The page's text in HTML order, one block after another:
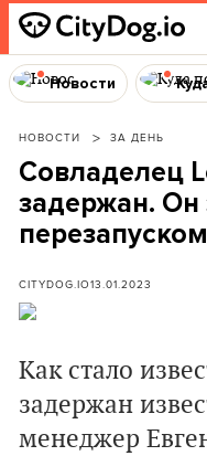
Новости
НОВОСТИ ЗА ДЕНЬ
Совладелец
задержан. Он
CITYDOG.IO13.01.2023
Как стало
задержан
менеджер